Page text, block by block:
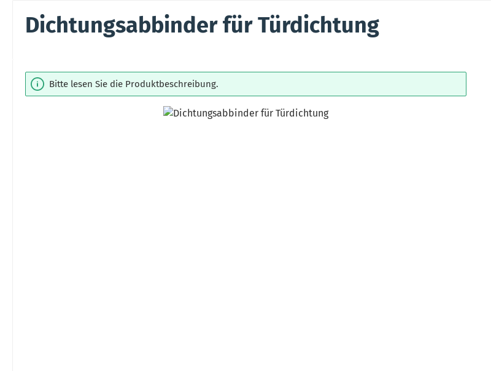
Dichtungsabbinder für Türdichtung
Bildergalerie überspringen
Bitte lesen Sie die Produktbeschreibung.